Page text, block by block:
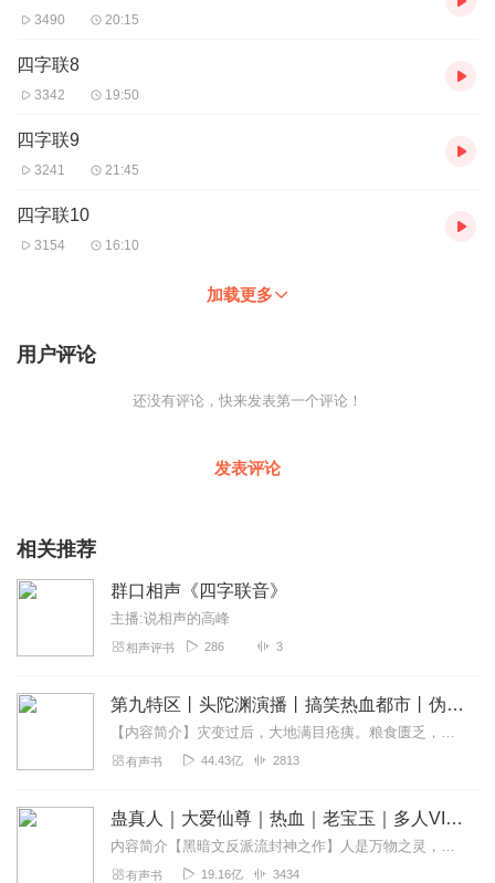
3490 20:15
四字联8
3342 19:50
四字联9
3241 21:45
四字联10
3154 16:10
加载更多
用户评论
还没有评论，快来发表第一个评论！
发表评论
相关推荐
群口相声《四字联音》
主播:说相声的高峰
相声评书 286 3
第九特区丨头陀渊演播丨搞笑热血都市丨伪戒丨VIP免费多人有声剧
【内容简介】灾变过后，大地满目疮痍。粮食匮乏，资源紧俏，局势混乱……一位从待规划区杀出来的青年，背对着漫天黄沙，孤身来到九区谋生，却不曾想偶然结识三五好友，一念...
有声书 44.43亿 2813
蛊真人｜大爱仙尊｜热血｜老宝玉｜多人VIP免费有声剧
内容简介【黑暗文反派流封神之作】人是万物之灵，蛊是天地真精。一个穿越者不断重生的故事。一个养蛊、炼蛊、用蛊的奇特世界。配音组（男角色）老宝玉旁白...
有声书 19.16亿 3434